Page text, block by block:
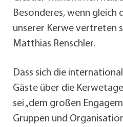
Besonderes, wenn
unserer Kerwe vertreten
Matthias Renschler.
Dass sich die
Gäste über die
sei „dem großen
Gruppen und